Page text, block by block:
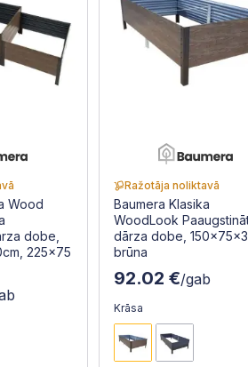
Wood
dobe,
225x75
Ražotāja noliktavā
Baumera Klasika
WoodLook
dārza dobe,
brūna
92.02 €/gab
Krāsa